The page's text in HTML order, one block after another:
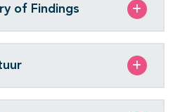
of Findings